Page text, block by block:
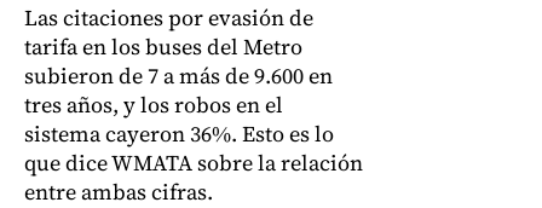
Las citaciones por evasión de
tarifa en los buses del Metro
subieron de 7 a más de 9.600 en
tres años, y los robos en el
sistema cayeron 36%. Esto es lo
que dice WMATA sobre la relación
entre ambas cifras.